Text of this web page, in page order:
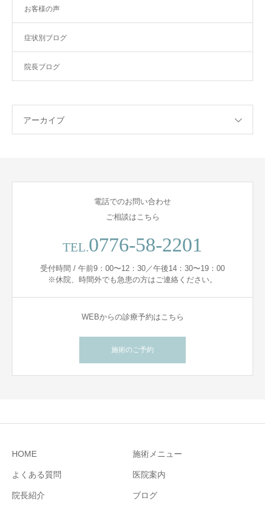
お客様の声
症状別ブログ
院長ブログ
アーカイブ
電話でのお問い合わせ
ご相談はこちら
TEL.0776-58-2201
受付時間 / 午前9：00〜12：30／午後14：30〜19：00
※休院、時間外でも急患の方はご連絡ください。
WEBからの診療予約はこちら
施術のご予約
HOME 施術メニュー
よくある質問 医院案内
院長紹介 ブログ